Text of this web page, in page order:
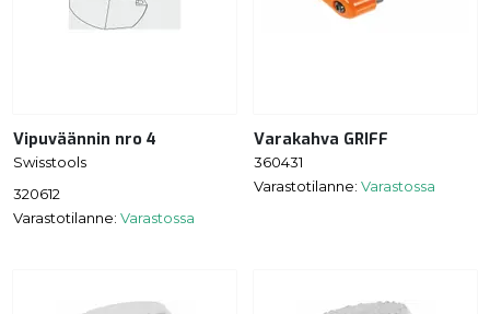
Vipuväännin nro 4
Swisstools
320612
Varastotilanne: Varastossa
Varakahva GRIFF
360431
Varastotilanne: Varastossa